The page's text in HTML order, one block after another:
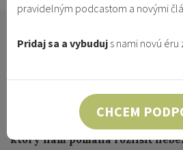
pandémiu covidu, či jej
nenávistnému, iracionálnemu
prirodzené a normálne sa báť.
ktorý nám pomáha rozlíšiť
pravidelným podcastom a novými
Pridaj sa a vybuduj s nami novú
CHCEM